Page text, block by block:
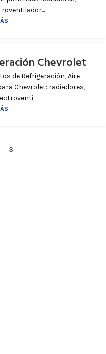
Chevrolet
de Refrigeración, Aire
Chevrolet: radiadores,
3